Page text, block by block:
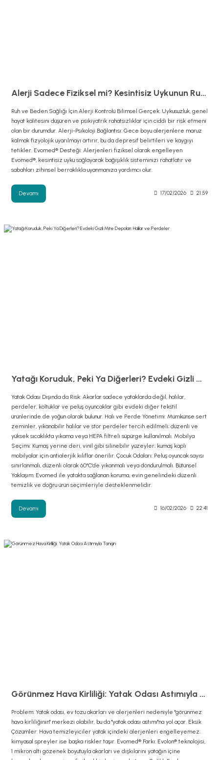
Alerji Sadece Fiziksel mi? Kesintisiz Uykunun Ruh Sağlığı Üzerindeki Mucizevi Etkisi
Ruh ve Beden Sağlığı İçin Alerji Kontrolü Bilimsel Gerçek: Uykusuzluk, genel
hayat kalitesini düşüren ve psikiyatrik rahatsızlıklar için ciddi bir risk etmeni
olan bir durumdur. Alerji-Psikoloji Bağlantısı: Gece boyu alerjenlere maruz
kalmak fizyolojik uyarılmayı artırır, bu da depresif belirtileri ve kaygıyı
tetikler. Evomed® Desteği: Alerjenleri fiziksel olarak engelleyen
Evomed®, kesintisiz uyku sağlayarak bağışıklık sisteminizi rahatlatır ve
sabahları zihinsel berraklıkla uyanmanıza yardımcı olur.
Devamı 17/02/2026 21:59
Yatağı Koruduk, Peki Ya Diğerleri? Evdeki Gizli Mite Depoları: Halılar ve Perdeler
Yatak Odası Dışında da Risk: Akarlar sadece yataklarda değil, halılar,
perdeler, koltuklar ve peluş oyuncaklar gibi evdeki diğer tekstil
ürünlerinde de yoğun olarak bulunur. Halı ve Perde Yönetimi: Mümkünse sert
zeminler, yıkanabilir halılar ve stor perdeler tercih edilmeli; düzenli ve
yüksek sıcaklıkta yıkama veya HEPA filtreli süpürge kullanılmalı. Mobilya
Seçimi: Kumaş yerine deri, vinil gibi silinebilir yüzeyler; kumaş kaplı
mobilyalar için antialerjik kılıflar önerilir. Çocuk Odaları: Peluş oyuncak sayısı
sınırlanmalı, düzenli olarak 60°C'de yıkanmalı veya dondurulmalı. Bütünsel
Yaklaşım: Evomed ile yatakta sağlanan koruma, evin genelindeki düzenli
temizlik ve doğru ürün seçimleriyle desteklenmelidir.
Devamı 16/02/2026 22:41
Görünmez Hava Kirliliği: Yatak Odası Astımıyla Tanışın
Problem: Yatak odası, ev tozu akarları ve alerjenleri nedeniyle "görünmez
hava kirliliğinin" merkezi olabilir, bu da "yatak odası astımı"na yol açar. Eksik
Çözümler: Hava temizleyiciler yatak içindeki alerjenleri engelleyemez;
kimyasal spreyler ise başka riskler taşır. Evomed® Farkı: Evolon® teknolojisi,
1 mikron altı gözenek boyutuyla akarları ve dışkılarını yatağın içine